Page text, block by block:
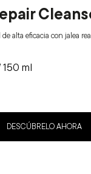
alta eficacia con jalea
150 ml
DESCÚBRELO AHORA